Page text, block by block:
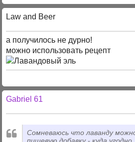
Law and Beer
а получилось не дурно!
можно использовать рецепт
Gabriel 61
Сомневаюсь что лаванду